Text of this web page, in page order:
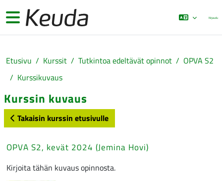
Sivupaneeli Kirjaudu
Etusivu Kurssit Tutkintoa edeltävät opinnot
OPVA S2
Kurssikuvaus
Kurssin kuvaus
Takaisin kurssin etusivulle
OPVA S2, kevät 2024 (Jemina Hovi)
Kirjoita tähän kuvaus opinnosta.